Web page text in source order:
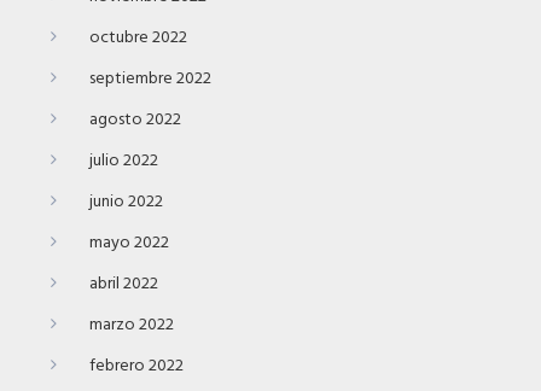
octubre 2022
septiembre 2022
agosto 2022
julio 2022
junio 2022
mayo 2022
abril 2022
marzo 2022
febrero 2022